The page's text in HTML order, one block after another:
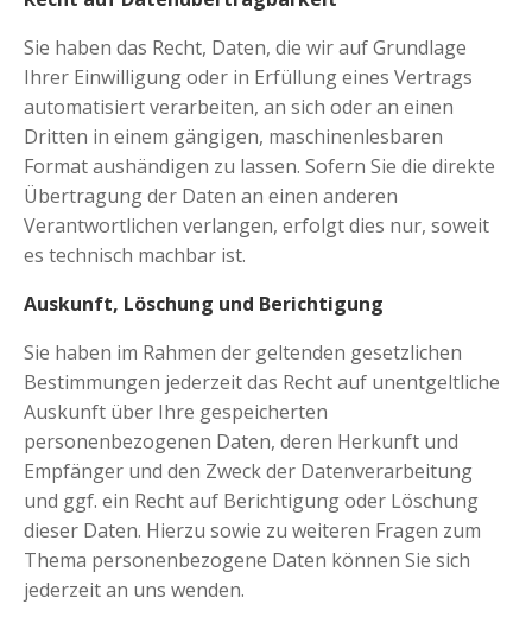
Sie haben das Recht, Daten, die wir auf Grundlage
Ihrer Einwilligung oder in Erfüllung eines Vertrags
automatisiert verarbeiten, an sich oder an einen
Dritten in einem gängigen, maschinenlesbaren
Format aushändigen zu lassen. Sofern Sie die direkte
Übertragung der Daten an einen anderen
Verantwortlichen verlangen, erfolgt dies nur, soweit
es technisch machbar ist.
Auskunft, Löschung und Berichtigung
Sie haben im Rahmen der geltenden gesetzlichen
Bestimmungen jederzeit das Recht auf unentgeltliche
Auskunft über Ihre gespeicherten
personenbezogenen Daten, deren Herkunft und
Empfänger und den Zweck der Datenverarbeitung
und ggf. ein Recht auf Berichtigung oder Löschung
dieser Daten. Hierzu sowie zu weiteren Fragen zum
Thema personenbezogene Daten können Sie sich
jederzeit an uns wenden.